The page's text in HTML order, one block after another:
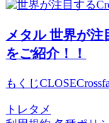
メタル世界が注
をご紹介！！
もくじ
トレタメ